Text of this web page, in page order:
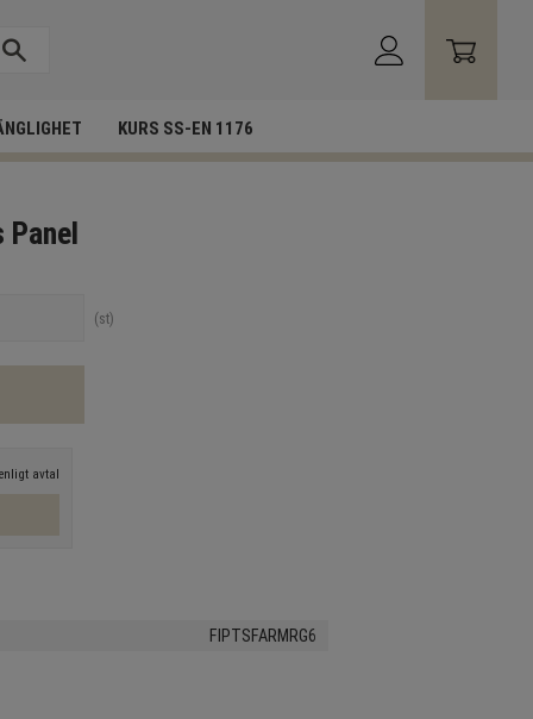
KURS SS-EN 1176
Panel
st
enligt avtal
FIPTSFARMRG6